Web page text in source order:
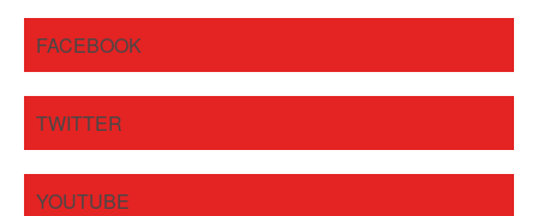
a
i
o
n
FACEBOOK
TWITTER
YOUTUBE